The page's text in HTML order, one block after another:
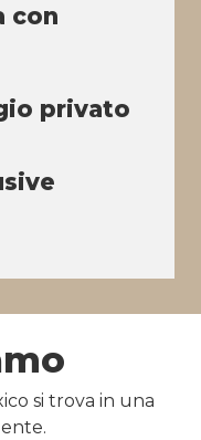
con
privato
si trova in una